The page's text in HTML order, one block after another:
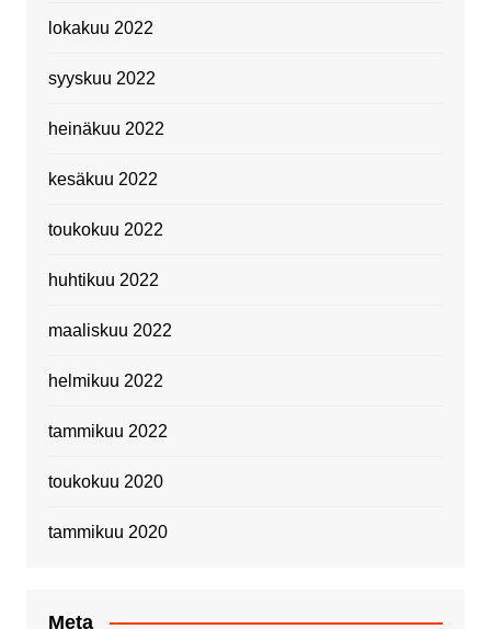
lokakuu 2022
syyskuu 2022
heinäkuu 2022
kesäkuu 2022
toukokuu 2022
huhtikuu 2022
maaliskuu 2022
helmikuu 2022
tammikuu 2022
toukokuu 2020
tammikuu 2020
Meta